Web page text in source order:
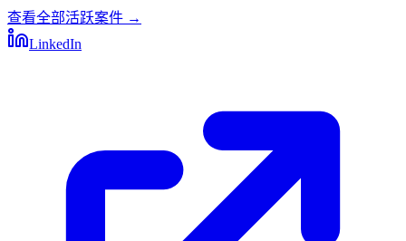
查看全部活跃案件 →
LinkedIn